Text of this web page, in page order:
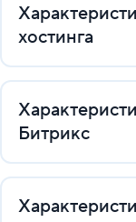
хостинга
Битрикс